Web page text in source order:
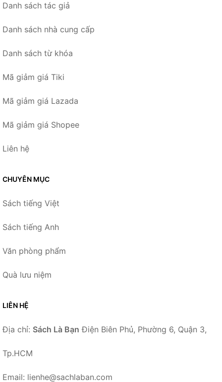
Danh sách tác giả
Danh sách nhà cung cấp
Danh sách từ khóa
Mã giảm giá Tiki
Mã giảm giá Lazada
Mã giảm giá Shopee
Liên hệ
CHUYÊN MỤC
Sách tiếng Việt
Sách tiếng Anh
Văn phòng phẩm
Quà lưu niệm
LIÊN HỆ
Địa chỉ: Sách Là Bạn Điện Biên Phủ, Phường 6, Quận 3,
Tp.HCM
Email: lienhe@sachlaban.com